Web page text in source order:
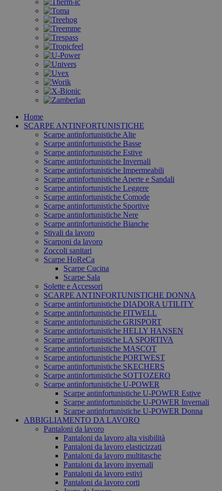
Home
SCARPE ANTINFORTUNISTICHE
Scarpe antinfortunistiche Alte
Scarpe antinfortunistiche Basse
Scarpe antinfortunistiche Estive
Scarpe antinfortunistiche Invernali
Scarpe antinfortunistiche Impermeabili
Scarpe antinfortunistiche Aperte e Sandali
Scarpe antinfortunistiche Leggere
Scarpe antinfortunistiche Comode
Scarpe antinfortunistiche Sportive
Scarpe antinfortunistiche Nere
Scarpe antinfortunistiche Bianche
Stivali da lavoro
Scarponi da lavoro
Zoccoli sanitari
Scarpe HoReCa
Scarpe Cucina
Scarpe Sala
Solette e Accessori
SCARPE ANTINFORTUNISTICHE DONNA
Scarpe antinfortunistiche DIADORA UTILITY
Scarpe antinfortunistiche FITWELL
Scarpe antinfortunistiche GRISPORT
Scarpe antinfortunistiche HELLY HANSEN
Scarpe antinfortunistiche LA SPORTIVA
Scarpe antinfortunistiche MASCOT
Scarpe antinfortunistiche PORTWEST
Scarpe antinfortunistiche SKECHERS
Scarpe antinfortunistiche SOTTOZERO
Scarpe antinfortunistiche U-POWER
Scarpe antinfortunistiche U-POWER Estive
Scarpe antinfortunistiche U-POWER Invernali
Scarpe antinfortunistiche U-POWER Donna
ABBIGLIAMENTO DA LAVORO
Pantaloni da lavoro
Pantaloni da lavoro alta visibilità
Pantaloni da lavoro elasticizzati
Pantaloni da lavoro multitasche
Pantaloni da lavoro invernali
Pantaloni da lavoro estivi
Pantaloni da lavoro corti